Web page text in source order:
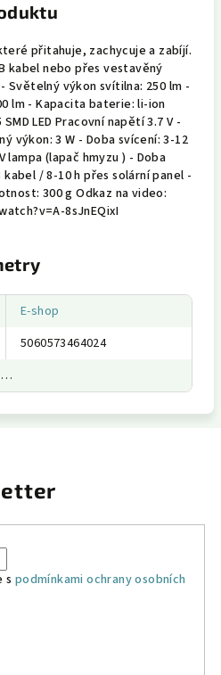
přitahuje, zachycuje a zabíjí.
kabel nebo přes vestavěný
Světelný výkon svítilna: 250 lm -
lm - Kapacita baterie: li-ion
SMD LED Pracovní napětí 3.7 V -
výkon: 3 W - Doba svícení: 3-12
lampa (lapač hmyzu ) - Doba
kabel / 8-10 h přes solární panel -
300 g Odkaz na video:
8sJnEQixI
E-shop
5060573464024
s podmínkami ochrany osobních